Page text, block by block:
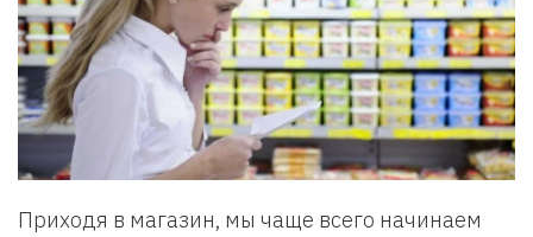
Приходя в магазин, мы чаще всего начинаем